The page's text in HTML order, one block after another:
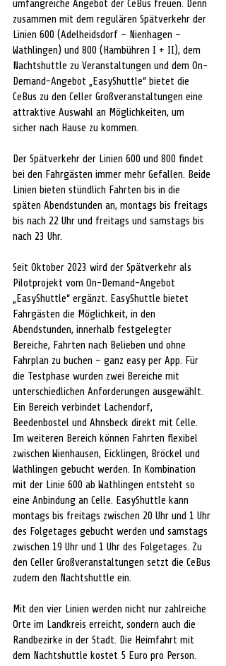
umfangreiche Angebot der CeBus freuen. Denn
zusammen mit dem regulären Spätverkehr der
Linien 600 (Adelheidsdorf – Nienhagen –
Wathlingen) und 800 (Hambühren I + II), dem
Nachtshuttle zu Veranstaltungen und dem On-
Demand-Angebot „EasyShuttle“ bietet die
CeBus zu den Celler Großveranstaltungen eine
attraktive Auswahl an Möglichkeiten, um
sicher nach Hause zu kommen.
Der Spätverkehr der Linien 600 und 800 findet
bei den Fahrgästen immer mehr Gefallen. Beide
Linien bieten stündlich Fahrten bis in die
späten Abendstunden an, montags bis freitags
bis nach 22 Uhr und freitags und samstags bis
nach 23 Uhr.
Seit Oktober 2023 wird der Spätverkehr als
Pilotprojekt vom On-Demand-Angebot
„EasyShuttle“ ergänzt. EasyShuttle bietet
Fahrgästen die Möglichkeit, in den
Abendstunden, innerhalb festgelegter
Bereiche, Fahrten nach Belieben und ohne
Fahrplan zu buchen – ganz easy per App. Für
die Testphase wurden zwei Bereiche mit
unterschiedlichen Anforderungen ausgewählt.
Ein Bereich verbindet Lachendorf,
Beedenbostel und Ahnsbeck direkt mit Celle.
Im weiteren Bereich können Fahrten flexibel
zwischen Wienhausen, Eicklingen, Bröckel und
Wathlingen gebucht werden. In Kombination
mit der Linie 600 ab Wathlingen entsteht so
eine Anbindung an Celle. EasyShuttle kann
montags bis freitags zwischen 20 Uhr und 1 Uhr
des Folgetages gebucht werden und samstags
zwischen 19 Uhr und 1 Uhr des Folgetages. Zu
den Celler Großveranstaltungen setzt die CeBus
zudem den Nachtshuttle ein.
Mit den vier Linien werden nicht nur zahlreiche
Orte im Landkreis erreicht, sondern auch die
Randbezirke in der Stadt. Die Heimfahrt mit
dem Nachtshuttle kostet 5 Euro pro Person.